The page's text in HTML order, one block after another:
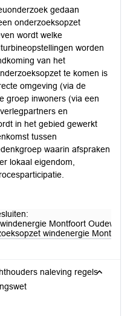
gedaan
onderzoeksopzet
wordt welke
worden
van het
te komen is
omgeving (via de
groep inwoners (via een
en
in het gebied gewerkt
tussen
waarin afspraken
lokaal eigendom,
Montfoort
windenergie
naleving regels